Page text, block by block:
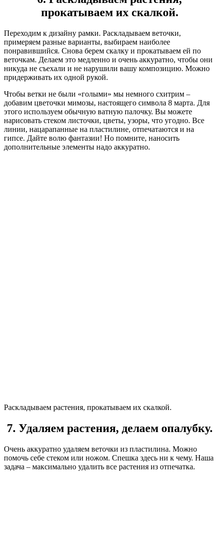
прокатываем их скалкой.
Переходим к дизайну рамки. Раскладываем веточки,
примеряем разные варианты, выбираем наиболее
понравившийся. Снова берем скалку и прокатываем ей по
веточкам. Делаем это медленно и очень аккуратно, чтобы они
никуда не съехали и не нарушили вашу композицию. Можно
придерживать их одной рукой.
Чтобы ветки не были «голыми» мы немного схитрим –
добавим цветочки мимозы, настоящего символа 8 марта. Для
этого используем обычную ватную палочку. Вы можете
нарисовать стеком листочки, цветы, узоры, что угодно. Все
линии, нацарапанные на пластилине, отпечатаются и на
гипсе. Дайте волю фантазии! Но помните, наносить
дополнительные элементы надо аккуратно.
Раскладываем растения, прокатываем их скалкой.
7. Удаляем растения, делаем опалубку.
Очень аккуратно удаляем веточки из пластилина. Можно
помочь себе стеком или ножом. Спешка здесь ни к чему. Наша
задача – максимально удалить все растения из отпечатка.